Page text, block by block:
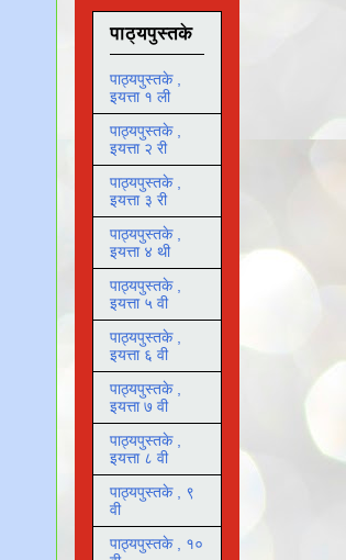
पाठ्यपुस्तके
पाठ्यपुस्तके ,
इयत्ता १ ली
पाठ्यपुस्तके ,
इयत्ता २ री
पाठ्यपुस्तके ,
इयत्ता ३ री
पाठ्यपुस्तके ,
इयत्ता ४ थी
पाठ्यपुस्तके ,
इयत्ता ५ वी
पाठ्यपुस्तके ,
इयत्ता ६ वी
पाठ्यपुस्तके ,
इयत्ता ७ वी
पाठ्यपुस्तके ,
इयत्ता ८ वी
पाठ्यपुस्तके , ९
वी
पाठ्यपुस्तके , १०